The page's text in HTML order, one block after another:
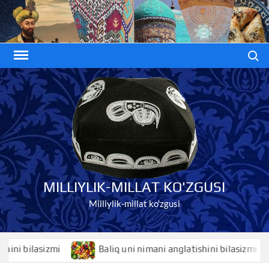
Skip
to
content
MILLIYLIK-MILLAT KO'ZGUSI
Milliylik-millat ko'zgusi
Baliq uni nimani anglatishini bilasizmi